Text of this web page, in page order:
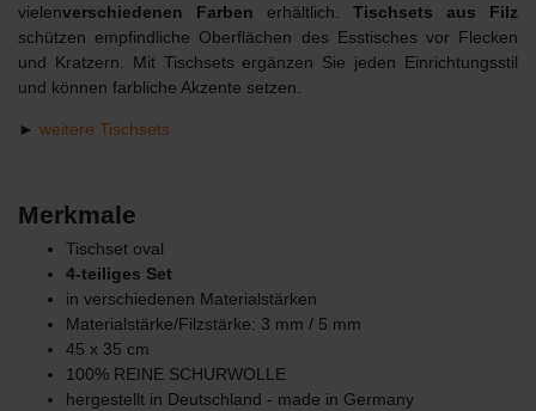
vielenverschiedenen Farben erhältlich. Tischsets aus Filz
schützen empfindliche Oberflächen des Esstisches vor Flecken
und Kratzern. Mit Tischsets ergänzen Sie jeden Einrichtungsstil
und können farbliche Akzente setzen.
► weitere Tischsets
Merkmale
Tischset oval
4-teiliges Set
in verschiedenen Materialstärken
Materialstärke/Filzstärke: 3 mm / 5 mm
45 x 35 cm
100% REINE SCHURWOLLE
hergestellt in Deutschland - made in Germany